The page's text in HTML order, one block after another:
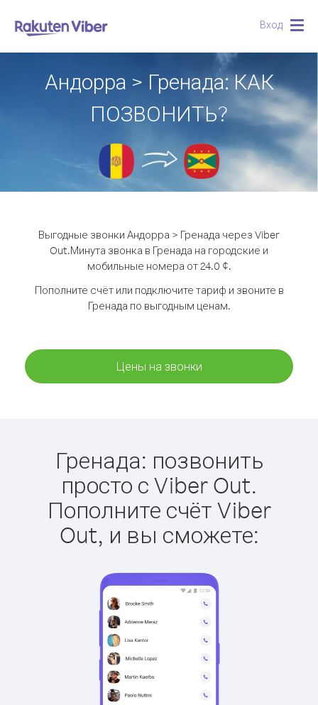
Вход
Андорра > Гренада: КАК
ПОЗВОНИТЬ?
Выгодные звонки Андорра > Гренада через Viber
Out.Минута звонка в Гренада на городские и
мобильные номера от 24.0 ¢.
Пополните счёт или подключите тариф и звоните в
Гренада по выгодным ценам.
Цены на звонки
Гренада: позвонить
просто с Viber Out.
Пополните счёт Viber
Out, и вы сможете: